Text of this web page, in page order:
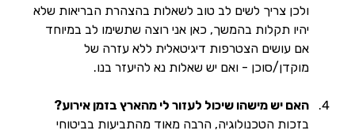
ולכן צריך לשים לב טוב לשאלות בהצהרת הבריאות שלא
יהיו תקלות בהמשך, כאן אני רוצה שתשימו לב במיוחד
אם עושים הצטרפות דיגיטאלית ללא עזרה של
מוקדן/סוכן - ואם יש שאלות נא להיעזר בנו.
האם יש מישהו שיכול לעזור לי מהארץ בזמן אירוע?
בזכות הטכנולוגיה, הרבה מאוד מהתביעות בביטוחי